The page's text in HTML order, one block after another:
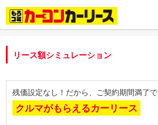
リース額シミュレーション
残価設定なし！だから、ご契約期間満了で
クルマがもらえるカーリース